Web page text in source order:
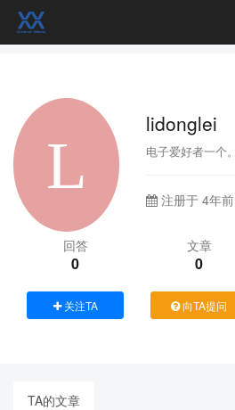
lidonglei
电子爱好者一个。
注册于 4年前
回答
0
文章
0
关注TA 向TA提问
TA的文章